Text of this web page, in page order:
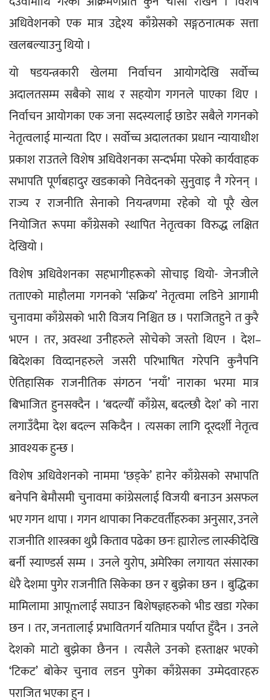
अधिवेशनको एक मात्र उद्देश्य काँग्रेसको सङ्गठनात्मक सत्ता
खलबल्याउनु थियो ।
यो षडयन्त्रकारी खेलमा निर्वाचन आयोगदेखि सर्वोच्च
अदालतसम्म सबैको साथ र सहयोग गगनले पाएका थिए ।
निर्वाचन आयोगका एक जना सदस्यलाई छाडेर सबैले गगनको
नेतृत्वलाई मान्यता दिए । सर्वोच्च अदालतका प्रधान न्यायाधीश
प्रकाश राउतले विशेष अधिवेशनका सन्दर्भमा परेको कार्यवाहक
सभापति पूर्णबहादुर खडकाको निवेदनको सुनुवाइ नै गरेनन् ।
राज्य र राजनीति सेनाको नियन्त्रणमा रहेको यो पूरै खेल
नियोजित रूपमा काँग्रेसको स्थापित नेतृत्वका विरुद्ध लक्षित
देखियो ।
विशेष अधिवेशनका सहभागीहरूको सोचाइ थियो- जेनजीले
तताएको माहौलमा गगनको ‘सक्रिय’ नेतृत्वमा लडिने आगामी
चुनावमा काँग्रेसको भारी विजय निश्चित छ । पराजितहुने त कुरै
भएन । तर, अवस्था उनीहरुले सोचेको जस्तो थिएन । देश–
बिदेशका विव्दानहरुले जसरी परिभाषित गरेपनि कुनैपनि
ऐतिहासिक राजनीतिक संगठन ‘नयाँ’ नाराका भरमा मात्र
बिभाजित हुनसक्दैन । ‘बदल्यौँ काँग्रेस, बदल्छौ देश’ को नारा
लगाउँदैमा देश बदल्न सकिदैन । त्यसका लागि दूरदर्शी नेतृत्व
आवश्यक हुन्छ ।
विशेष अधिवेशनको नाममा ‘छड्के’ हानेर काँग्रेसको सभापति
बनेपनि बेमौसमी चुनावमा कांग्रेसलाई विजयी बनाउन असफल
भए गगन थापा । गगन थापाका निकटवर्तीहरुका अनुसार, उनले
राजनीति शास्त्रका थुप्रै किताव पढेका छनः ह्यारोल्ड लास्कीदेखि
बर्नी स्याण्डर्स सम्म । उनले युरोप, अमेरिका लगायत संसारका
धेरै देशमा पुगेर राजनीति सिकेका छन र बुझेका छन । बुद्धिका
मामिलामा आपूmलाई सघाउन बिशेषज्ञहरुको भीड खडा गरेका
छन । तर, जनतालाई प्रभावितगर्न यतिमात्र पर्याप्त हुँदैन । उनले
देशको माटो बुझेका छैनन । त्यसैले उनको हस्ताक्षर भएको
‘टिकट’ बोकेर चुनाव लडन पुगेका काँग्रेसका उम्मेदवारहरु
पराजित भएका हुन ।